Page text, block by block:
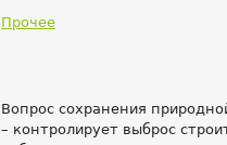
Прочее
Вопрос сохранения
– контролирует выброс